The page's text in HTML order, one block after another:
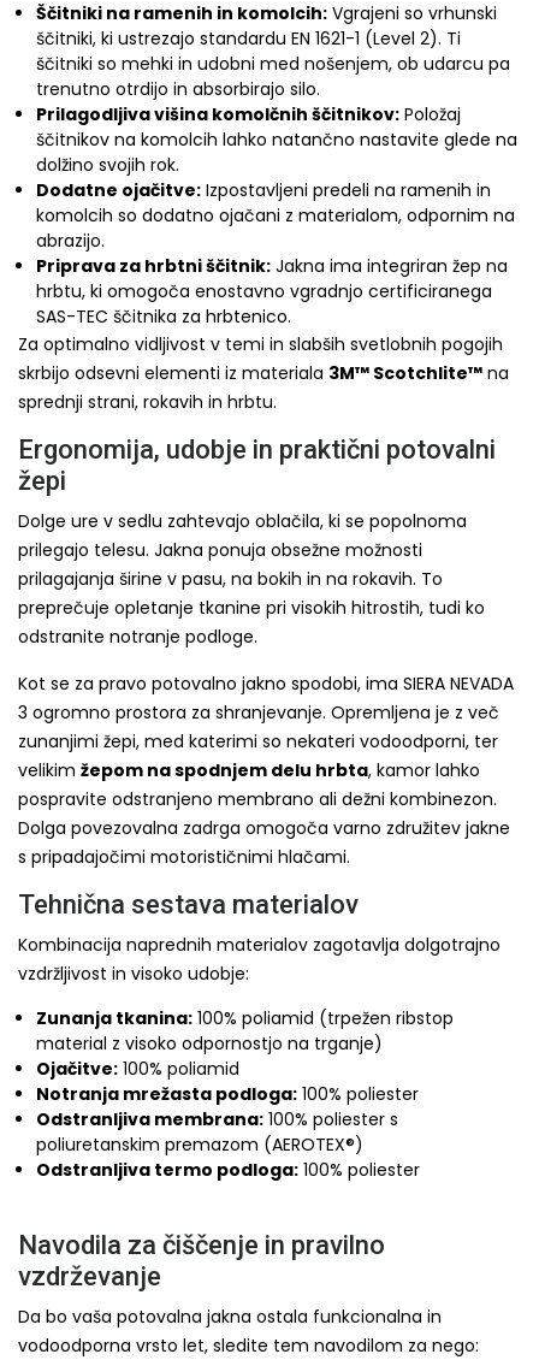
Ščitniki na ramenih in komolcih: Vgrajeni so vrhunski
ščitniki, ki ustrezajo standardu EN 1621-1 (Level 2). Ti
ščitniki so mehki in udobni med nošenjem, ob udarcu pa
trenutno otrdijo in absorbirajo silo.
Prilagodljiva višina komolčnih ščitnikov: Položaj
ščitnikov na komolcih lahko natančno nastavite glede na
dolžino svojih rok.
Dodatne ojačitve: Izpostavljeni predeli na ramenih in
komolcih so dodatno ojačani z materialom, odpornim na
abrazijo.
Priprava za hrbtni ščitnik: Jakna ima integriran žep na
hrbtu, ki omogoča enostavno vgradnjo certificiranega
SAS-TEC ščitnika za hrbtenico.
Za optimalno vidljivost v temi in slabših svetlobnih pogojih
skrbijo odsevni elementi iz materiala 3M™ Scotchlite™ na
sprednji strani, rokavih in hrbtu.
Ergonomija, udobje in praktični potovalni
žepi
Dolge ure v sedlu zahtevajo oblačila, ki se popolnoma
prilegajo telesu. Jakna ponuja obsežne možnosti
prilagajanja širine v pasu, na bokih in na rokavih. To
preprečuje opletanje tkanine pri visokih hitrostih, tudi ko
odstranite notranje podloge.
Kot se za pravo potovalno jakno spodobi, ima SIERA NEVADA
3 ogromno prostora za shranjevanje. Opremljena je z več
zunanjimi žepi, med katerimi so nekateri vodoodporni, ter
velikim žepom na spodnjem delu hrbta, kamor lahko
pospravite odstranjeno membrano ali dežni kombinezon.
Dolga povezovalna zadrga omogoča varno združitev jakne
s pripadajočimi motorističnimi hlačami.
Tehnična sestava materialov
Kombinacija naprednih materialov zagotavlja dolgotrajno
vzdržljivost in visoko udobje:
Zunanja tkanina: 100% poliamid (trpežen ribstop
material z visoko odpornostjo na trganje)
Ojačitve: 100% poliamid
Notranja mrežasta podloga: 100% poliester
Odstranljiva membrana: 100% poliester s
poliuretanskim premazom (AEROTEX®)
Odstranljiva termo podloga: 100% poliester
Navodila za čiščenje in pravilno
vzdrževanje
Da bo vaša potovalna jakna ostala funkcionalna in
vodoodporna vrsto let, sledite tem navodilom za nego: